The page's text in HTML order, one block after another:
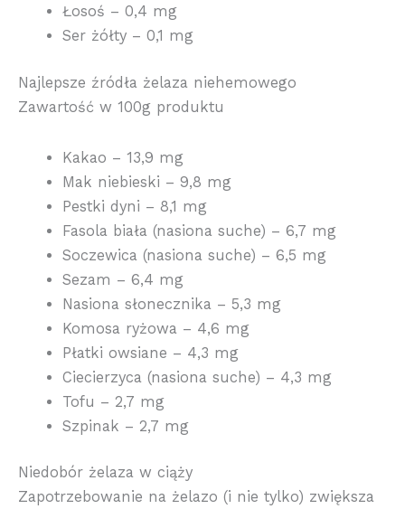
Łosoś – 0,4 mg
Ser żółty – 0,1 mg
Najlepsze źródła żelaza niehemowego
Zawartość w 100g produktu
Kakao – 13,9 mg
Mak niebieski – 9,8 mg
Pestki dyni – 8,1 mg
Fasola biała (nasiona suche) – 6,7 mg
Soczewica (nasiona suche) – 6,5 mg
Sezam – 6,4 mg
Nasiona słonecznika – 5,3 mg
Komosa ryżowa – 4,6 mg
Płatki owsiane – 4,3 mg
Ciecierzyca (nasiona suche) – 4,3 mg
Tofu – 2,7 mg
Szpinak – 2,7 mg
Niedobór żelaza w ciąży
Zapotrzebowanie na żelazo (i nie tylko) zwiększa